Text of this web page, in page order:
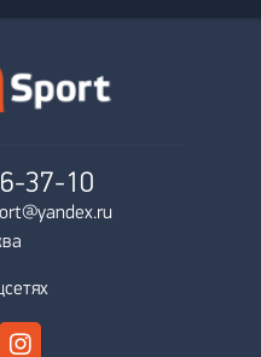
37-10